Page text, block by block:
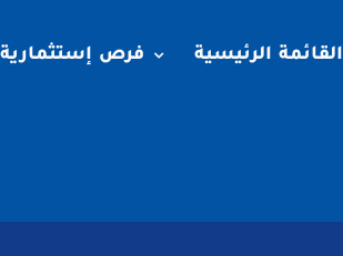
القائمة الرئيسية فرص إستثمارية